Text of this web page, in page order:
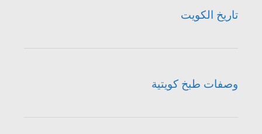
تاريخ الكويت
وصفات طبخ كويتية